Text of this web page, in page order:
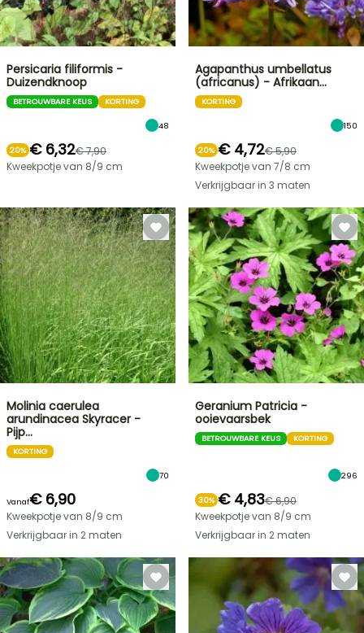
Persicaria filiformis -
Duizendknoop
BETROUWBARE KEUS KORTING
48
20% € 6,32€ 7,90
Kweekpotje van 8/9 cm
Agapanthus umbellatus
(africanus) - Afrikaan…
KORTING
150
20% € 4,72€ 5,90
Kweekpotje van 7/8 cm
Verkrijgbaar in 3 maten
Molinia caerulea
arundinacea Skyracer -
Pijp…
KORTING
70
Vanaf€ 6,90
Kweekpotje van 8/9 cm
Verkrijgbaar in 2 maten
Geranium Patricia -
ooievaarsbek
BETROUWBARE KEUS KORTING
296
30% € 4,83€ 6,90
Kweekpotje van 8/9 cm
Verkrijgbaar in 2 maten